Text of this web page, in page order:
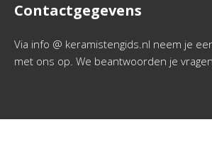
Contactgegevens
Via info @ keramistengids.nl neem je
met ons op. We beantwoorden je